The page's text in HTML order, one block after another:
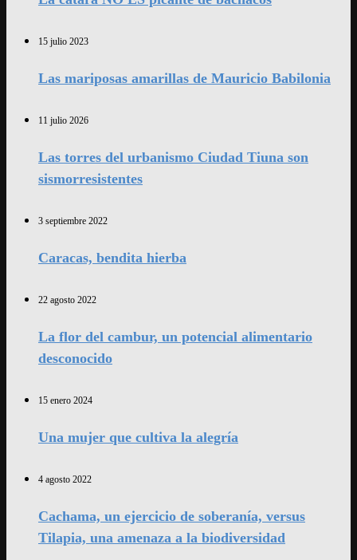
15 julio 2023
Las mariposas amarillas de Mauricio Babilonia
11 julio 2026
Las torres del urbanismo Ciudad Tiuna son
sismorresistentes
3 septiembre 2022
Caracas, bendita hierba
22 agosto 2022
La flor del cambur, un potencial alimentario
desconocido
15 enero 2024
Una mujer que cultiva la alegría
4 agosto 2022
Cachama, un ejercicio de soberanía, versus
Tilapia, una amenaza a la biodiversidad